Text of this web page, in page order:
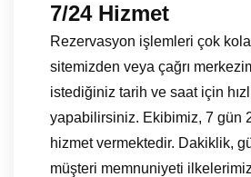
7/24 Hizmet
Rezervasyon işlemleri çok
sitemizden veya çağrı
istediğiniz tarih ve saat için
yapabilirsiniz. Ekibimiz, 7 gün
hizmet vermektedir. Dakiklik,
müşteri memnuniyeti